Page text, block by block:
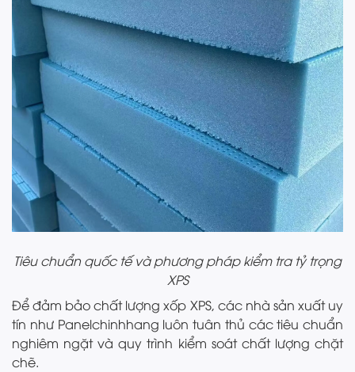
Tiêu chuẩn quốc tế và phương pháp kiểm tra tỷ trọng
XPS
Để đảm bảo chất lượng xốp XPS, các nhà sản xuất uy
tín như Panelchinhhang luôn tuân thủ các tiêu chuẩn
nghiêm ngặt và quy trình kiểm soát chất lượng chặt
chẽ.